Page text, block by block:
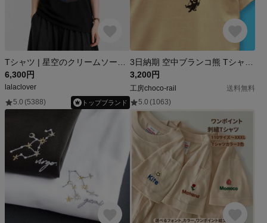
6,300円
lalaclover
5.0 (5388) トップブランド
3,200円
工房choco-rail
送料無料
5.0 (1063)